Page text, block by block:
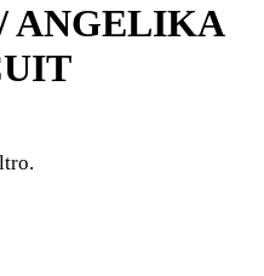
ANGELIKA